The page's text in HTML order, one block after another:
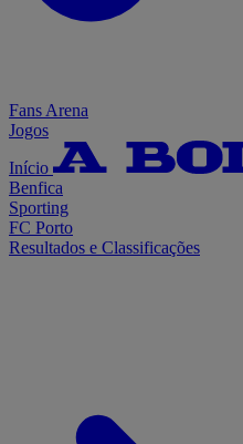
Fans Arena
Jogos
Início
Benfica
Sporting
FC Porto
Resultados e Classificações